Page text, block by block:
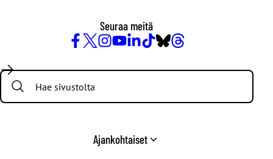
Seuraa meitä
/
Twitter
Search:
Ajankohtaiset